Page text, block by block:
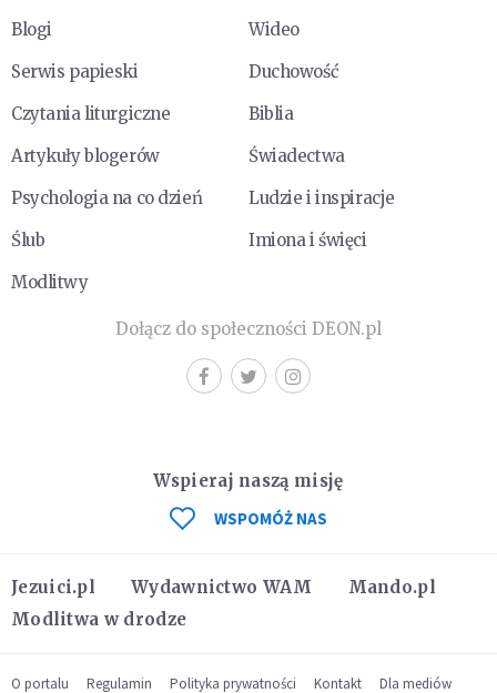
Blogi
Wideo
Serwis papieski
Duchowość
Czytania liturgiczne
Biblia
Artykuły blogerów
Świadectwa
Psychologia na co dzień
Ludzie i inspiracje
Ślub
Imiona i święci
Modlitwy
Dołącz do społeczności DEON.pl
Jezuici.pl Wydawnictwo WAM
Mando.pl
Modlitwa w drodze
Wspieraj naszą misję
WSPOMÓŻ NAS
O portalu Regulamin Polityka prywatności Kontakt Dla mediów